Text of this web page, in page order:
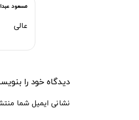
مسعود
عالی
دیدگاه خود را
نشانی ایمیل شما